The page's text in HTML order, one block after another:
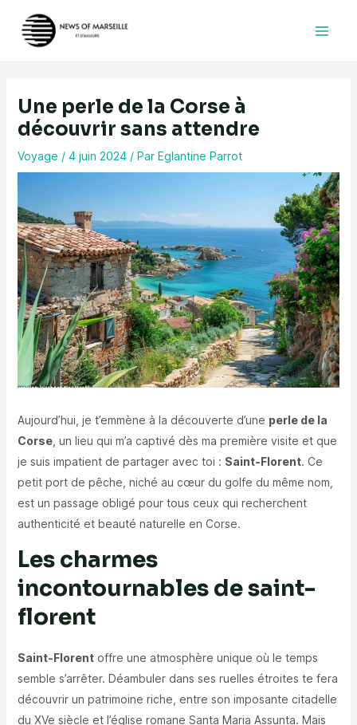
contenu
Une perle de la Corse à
découvrir sans attendre
Voyage / 4 juin 2024 / Par Eglantine Parrot
Aujourd’hui, je t’emmène à la découverte d’une perle de la
Corse, un lieu qui m’a captivé dès ma première visite et que
je suis impatient de partager avec toi : Saint-Florent. Ce
petit port de pêche, niché au cœur du golfe du même nom,
est un passage obligé pour tous ceux qui recherchent
authenticité et beauté naturelle en Corse.
Les charmes
incontournables de saint-
florent
Saint-Florentoffre une atmosphère unique où le temps
semble s’arrêter. Déambuler dans ses ruelles étroites te fera
découvrir un patrimoine riche, entre son imposante citadelle
du XVe siècle et l’église romane Santa Maria Assunta. Mais